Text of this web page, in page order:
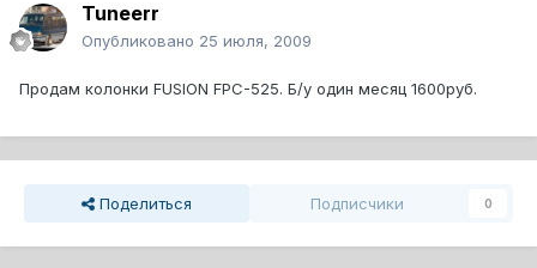
Tuneerr
Опубликовано 25 июля, 2009
Продам колонки FUSION FPC-525. Б/у один месяц 1600руб.
Поделиться Подписчики 0